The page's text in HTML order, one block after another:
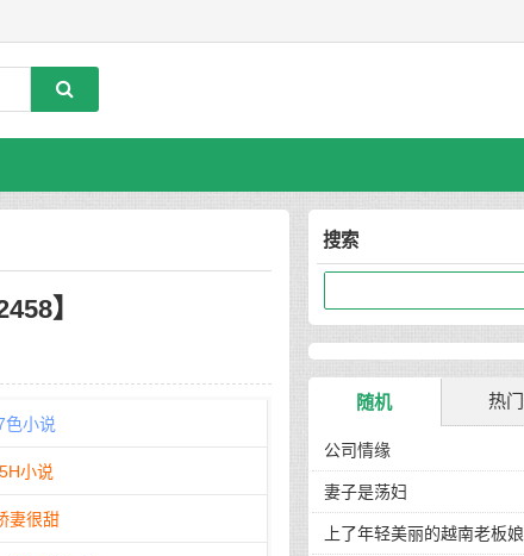
】
色小说
5H小说
妻很甜
搜索
随机 热门
公司情缘
妻子是荡妇
上了年轻美丽的越南老板娘